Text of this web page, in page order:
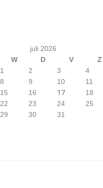
juli 2026
W D V Z
1
2 3 4
8 9 10 11
15 16 17 18
22 23 24 25
29 30 31